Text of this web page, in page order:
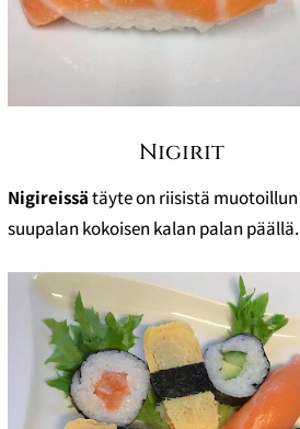
Nigirit
Nigireissätäyte on riisistä muotoillun
suupalan kokoisen kalan palan päällä.